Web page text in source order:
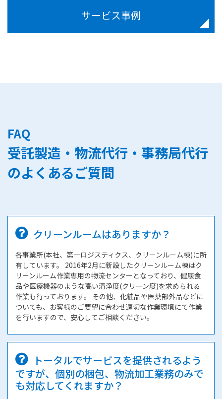
サービス事例
FAQ
受託製造・物流代行・事務局代行
のよくあるご質問
クリーンルームはありますか？
各事業所(本社、第一ロジスティクス、クリーンルーム棟)に所
有しています。 2016年2月に新設したクリーンルーム棟はク
リーンルーム作業専用の物流センターとなっており、健康食
品や医療機器のような高い清浄度(クリーン度)を求められる
作業も行っております。 その他、化粧品や医薬部外品などに
ついても、お客様のご要望に合わせ適切な作業環境にて作業
を行いますので、安心してご相談ください。
トータルでサービスを提供されるよう
ですが、個別の梱包、物流加工業務のみで
も対応してくれますか？